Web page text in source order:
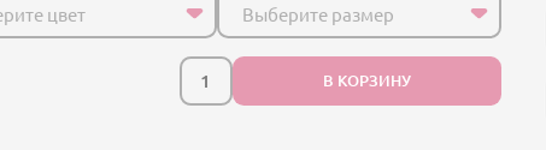
цвет Выберите размер
В КОРЗИНУ